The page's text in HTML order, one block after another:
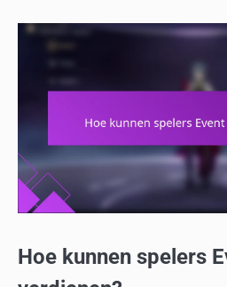
Hoe kunnen spelers